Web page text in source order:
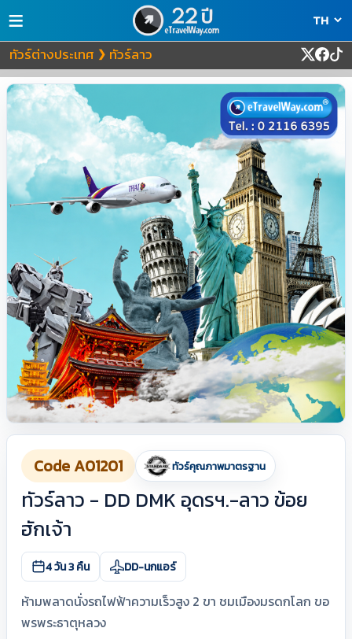
≡
ทัวร์ต่างประเทศ ❯ ทัวร์ลาว
Code A01201 ทัวร์คุณภาพมาตรฐาน
ทัวร์ลาว - DD DMK อุดรฯ.-ลาว ข้อย
ฮักเจ้า
4 วัน 3 คืน DD-นกแอร์
ห้ามพลาดนั่งรถไฟฟ้าความเร็วสูง 2 ขา ชมเมืองมรดกโลก ขอ
พรพระธาตุหลวง